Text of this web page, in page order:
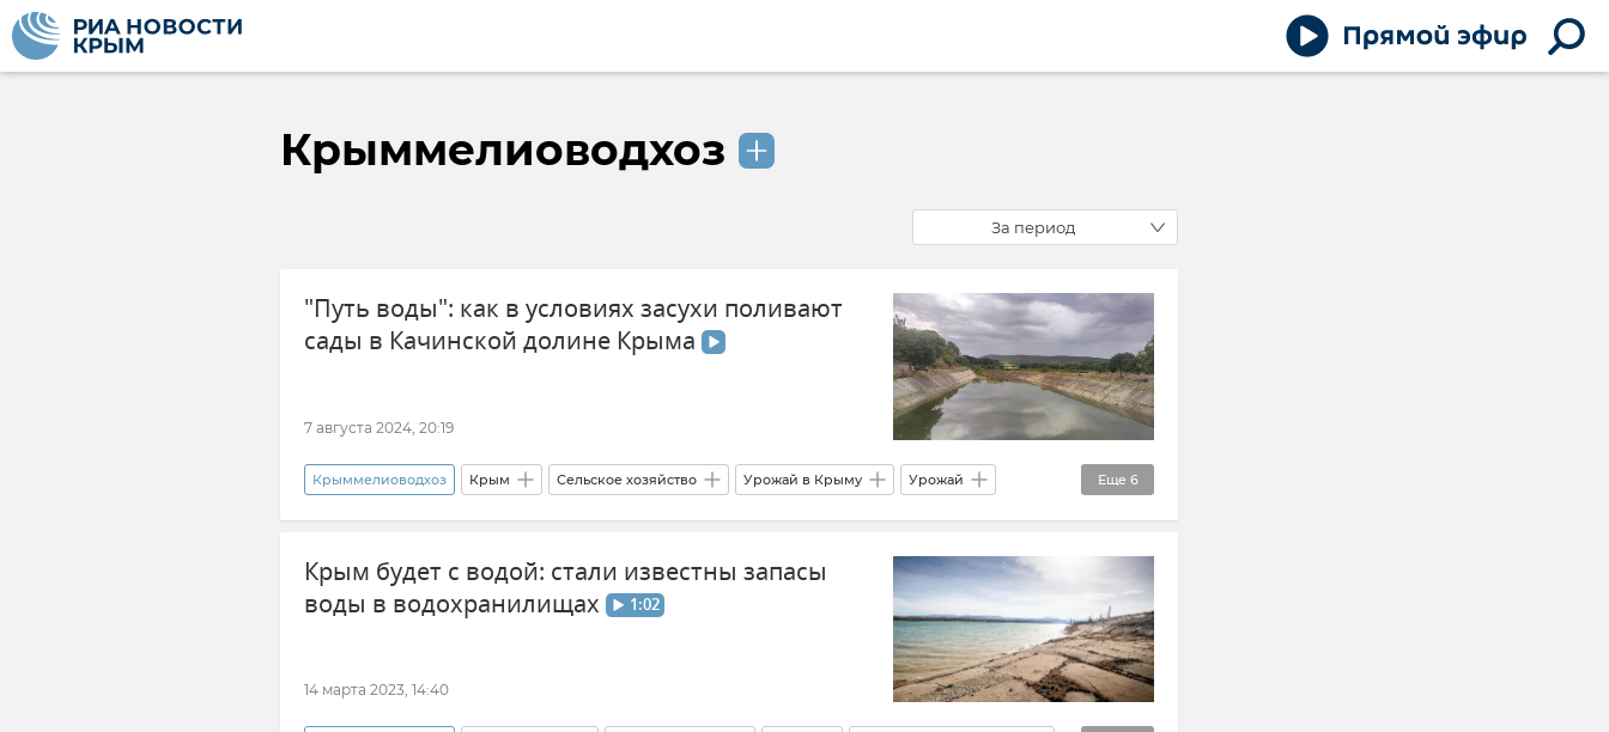
Крыммелиоводхоз
За период
"Путь воды": как в условиях засухи поливают
сады в Качинской долине Крыма
7 августа 2024, 20:19
Еще 6
Крыммелиоводхоз Крым Сельское хозяйство Урожай в Крыму Урожай
Минсельхоз Крыма Орошение сельхозземель в Крыму Вода в Крыму
Бахчисарайский район Госкомводхоз Крыма Новости Крыма
Крым будет с водой: стали известны запасы
воды в водохранилищах
1:02
14 марта 2023, 14:40